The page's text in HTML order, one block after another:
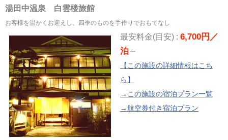
湯田中温泉 白雲楼旅館
お客様を温かくお迎えし、四季のものを手作りでおもてなし
最安料金(目安) : 6,700円／
泊～
【この施設の詳細情報はこち
ら】
→この施設の宿泊プラン一覧
→航空券付き宿泊プラン